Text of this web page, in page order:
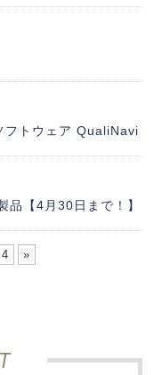
フトウェア QualiNavi
品【4月30日まで！】
4 »